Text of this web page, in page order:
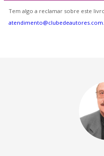
Tem algo a reclamar sobre este